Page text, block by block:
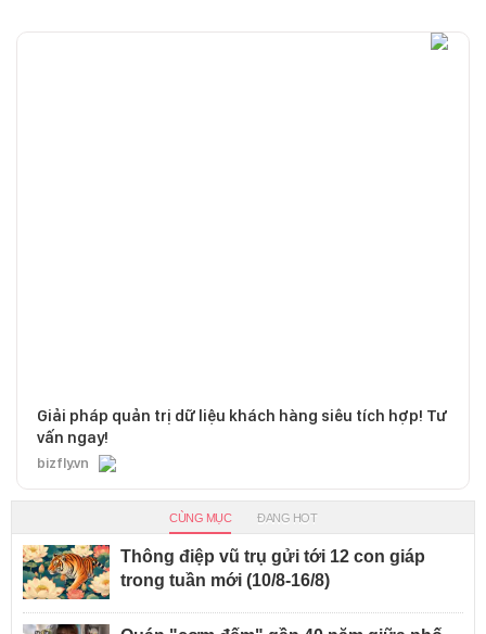
Giải pháp quản trị dữ liệu khách hàng siêu tích hợp! Tư
vấn ngay!
bizfly.vn
CÙNG MỤC ĐANG HOT
Thông điệp vũ trụ gửi tới 12 con giáp
trong tuần mới (10/8-16/8)